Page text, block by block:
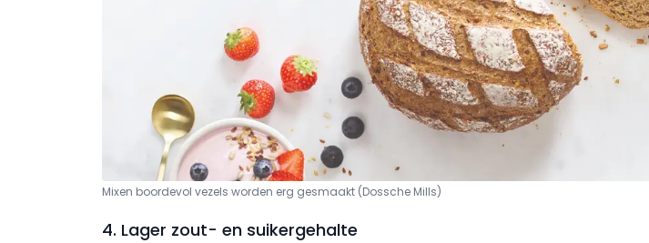
Mixen boordevol vezels worden erg gesmaakt (Dossche Mills)
4. Lager zout- en suikergehalte